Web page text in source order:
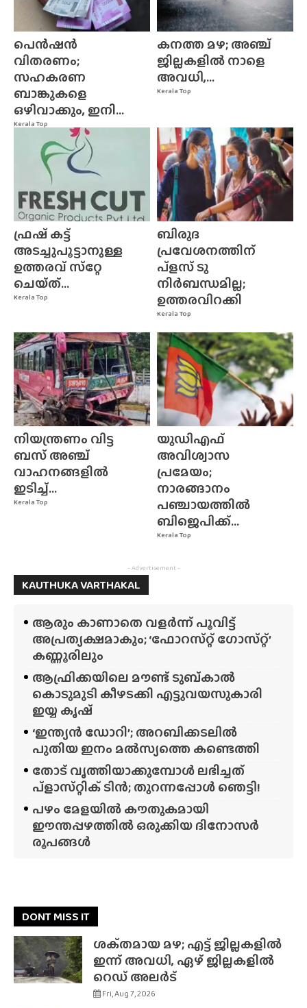
Kerala Top
പെൻഷൻ
വിതരണം;
സഹകരണ
ബാങ്കുകളെ
ഒഴിവാക്കും, ഇനി...
Kerala Top
കനത്ത മഴ; അഞ്ച്
ജില്ലകളിൽ നാളെ
അവധി,...
Kerala Top
ഫ്രഷ് കട്ട്
അടച്ചുപൂട്ടാനുള്ള
ഉത്തരവ് സ്‌റ്റേ
ചെയ്‌ത്‌...
Kerala Top
ബിരുദ
പ്രവേശനത്തിന്
പ്ളസ് ടു
നിർബന്ധമില്ല;
ഉത്തരവിറക്കി
Kerala Top
നിയന്ത്രണം വിട്ട
ബസ് അഞ്ച്
വാഹനങ്ങളിൽ
ഇടിച്ച്...
Kerala Top
യുഡിഎഫ്
അവിശ്വാസ
പ്രമേയം;
നാരങ്ങാനം
പഞ്ചായത്തിൽ
ബിജെപിക്ക്...
- Advertisement -
KAUTHUKA VARTHAKAL
ആരും കാണാതെ വളർന്ന് പൂവിട്ട്
അപ്രത്യക്ഷമാകും; ‘ഫോറസ്‌റ്റ്‌ ഗോസ്‌റ്റ്’
കണ്ണൂരിലും
ആഫ്രിക്കയിലെ മൗണ്ട് ടുബ്‌കാൽ
കൊടുമുടി കീഴടക്കി എട്ടുവയസുകാരി
ഇയ്യ കൃഷ്
‘ഇന്ത്യൻ ഡോറി’; അറബിക്കടലിൽ
പുതിയ ഇനം മൽസ്യത്തെ കണ്ടെത്തി
തോട് വൃത്തിയാക്കുമ്പോൾ ലഭിച്ചത്
പ്‌ളാസ്‌റ്റിക് ടിൻ; തുറന്നപ്പോൾ ഞെട്ടി!
പഴം മേളയിൽ കൗതുകമായി
ഈന്തപ്പഴത്തിൽ ഒരുക്കിയ ദിനോസർ
രൂപങ്ങൾ
DONT MISS IT
ശക്‌തമായ മഴ; എട്ട് ജില്ലകളിൽ
ഇന്ന് അവധി, ഏഴ് ജില്ലകളിൽ
റെഡ് അലർട്
Fri, Aug 7, 2026